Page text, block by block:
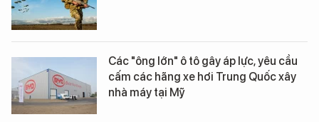
Các "ông lớn" ô tô gây áp lực, yêu cầu
cấm các hãng xe hơi Trung Quốc xây
nhà máy tại Mỹ